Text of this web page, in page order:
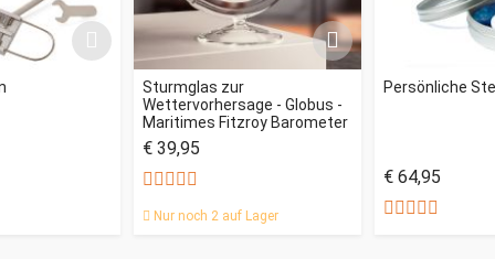
Sturmglas zur
Wettervorhersage - Globus -
Maritimes Fitzroy Barometer
€ 39,95
Nur noch 2 auf Lager
Persönliche
€ 64,95